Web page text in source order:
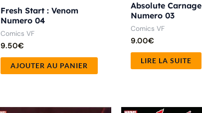
Fresh Start : Venom
Numero 04
Comics VF
9.50€
AJOUTER AU PANIER
Absolute Carnage
Numero 03
Comics VF
9.00€
LIRE LA SUITE